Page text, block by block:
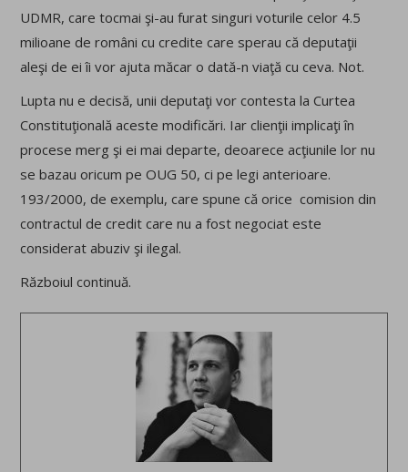
UDMR, care tocmai şi-au furat singuri voturile celor 4.5
milioane de români cu credite care sperau că deputaţii
aleşi de ei îi vor ajuta măcar o dată-n viaţă cu ceva. Not.
Lupta nu e decisă, unii deputaţi vor contesta la Curtea
Constituţională aceste modificări. Iar clienţii implicaţi în
procese merg şi ei mai departe, deoarece acţiunile lor nu
se bazau oricum pe OUG 50, ci pe legi anterioare.
193/2000, de exemplu, care spune că orice comision din
contractul de credit care nu a fost negociat este
considerat abuziv şi ilegal.
Războiul continuă.